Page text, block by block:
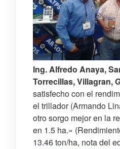
Ing. Alfredo Anaya,
Torrecillas, Villagran,
satisfecho con el
el trillador (Armando
otro sorgo mejor en la
en 1.5 ha.»
13.46 ton/ha, nota del